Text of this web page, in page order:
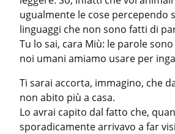
ugualmente le cose percependo
linguaggi che non sono fatti di
Tu lo sai, cara Miù: le parole
noi umani amiamo usare per
Ti sarai accorta, immagino, che
non abito più a casa.
Lo avrai capito dal fatto che,
sporadicamente arrivavo a far